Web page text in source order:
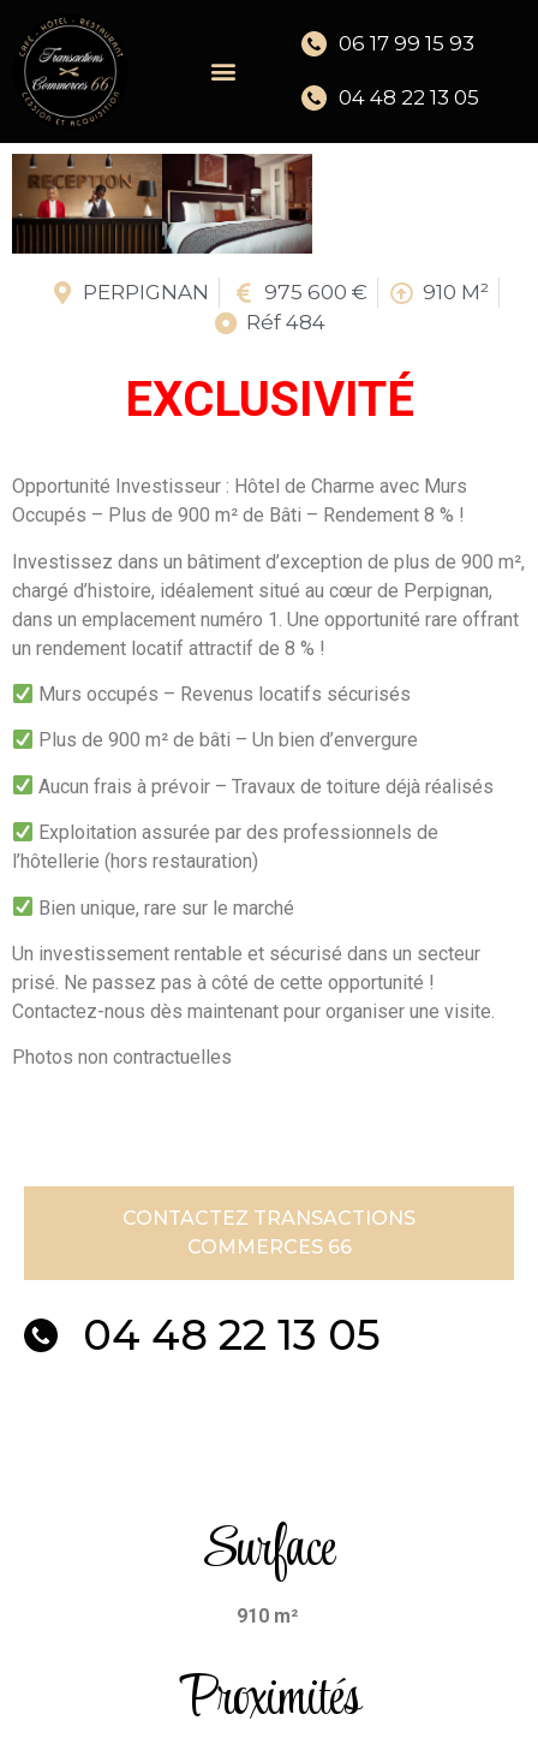
06 17 99 15 93
04 48 22 13 05
PERPIGNAN 975 600 €
910 M²
Réf 484
EXCLUSIVITÉ
Opportunité Investisseur : Hôtel de Charme avec Murs
Occupés – Plus de 900 m² de Bâti – Rendement 8 % !
Investissez dans un bâtiment d’exception de plus de 900 m²,
chargé d’histoire, idéalement situé au cœur de Perpignan,
dans un emplacement numéro 1. Une opportunité rare offrant
un rendement locatif attractif de 8 % !
Murs occupés – Revenus locatifs sécurisés
Plus de 900 m² de bâti – Un bien d’envergure
Aucun frais à prévoir – Travaux de toiture déjà réalisés
Exploitation assurée par des professionnels de
l’hôtellerie (hors restauration)
Bien unique, rare sur le marché
Un investissement rentable et sécurisé dans un secteur
prisé. Ne passez pas à côté de cette opportunité !
Contactez-nous dès maintenant pour organiser une visite.
Photos non contractuelles
CONTACTEZ TRANSACTIONS
COMMERCES 66
04 48 22 13 05
Surface
910 m²
Proximités